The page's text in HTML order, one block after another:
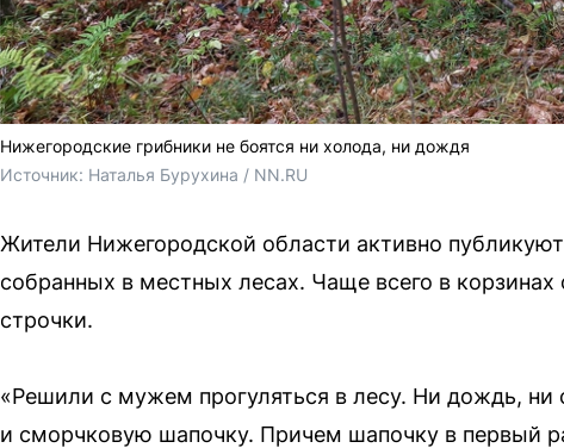
Нижегородские грибники не боятся ни холода, ни дождя
Источник: Наталья Бурухина / NN.RU
Жители Нижегородской области активно
собранных в местных лесах. Чаще всего в
строчки.
«Решили с мужем прогуляться в лесу. Ни дождь,
и сморчковую шапочку. Причем шапочку в первый